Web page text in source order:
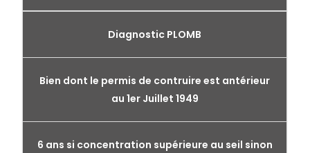
Diagnostic PLOMB
Bien dont le permis de contruire est antérieur
au 1er Juillet 1949
6 ans si concentration supérieure au seil sinon